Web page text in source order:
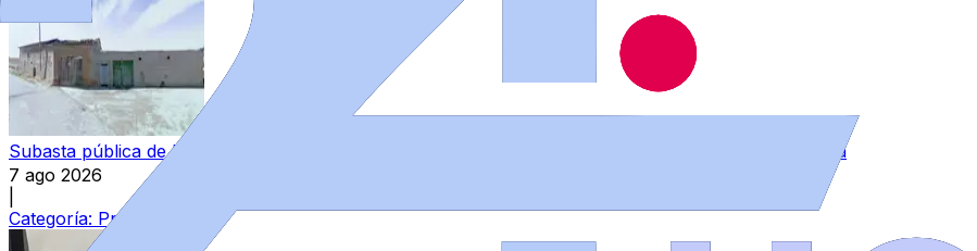
Subasta pública de bienes del Estado en Zamora: varios inmuebles en distintos puntos de la provincia
7 ago 2026
Categoría: Provincia